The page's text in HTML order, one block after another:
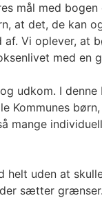
med
at det, de
Vi oplever, at
med en
udkom. I
Kommunes
mange
uden at
der sætter